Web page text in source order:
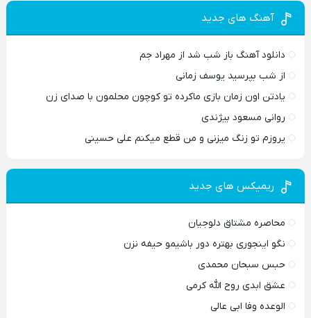
آهنگ های جدید
دانلود آهنگ باز شب شد از مهراد جم
از شب بپرسید یوسف زمانی
یادتن اون زمان بازی ماکرده تو کوچون محلمون با صدای زن
روانی مسعود بیژندی
یروزم تو زنگ میزنی و من قطع میکنم علی حسینی
ریمیکس های جدید
محاصره مشتاق دلوجیان
نگو اینجوری بهتره دور باشیمو حیفه نزن
حبس سبحان محمدی
عشق ابدی روح الله کرمی
الوعده وفا ابی عالی